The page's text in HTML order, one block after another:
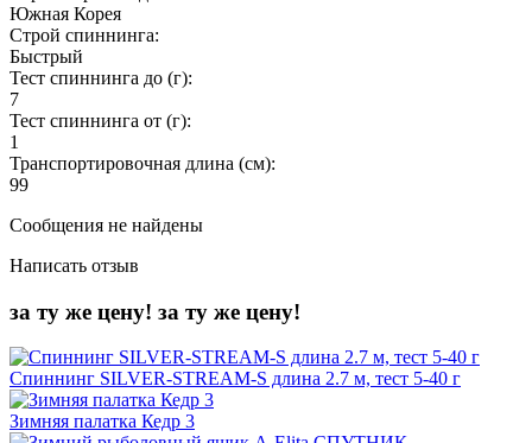
Южная Корея
Строй спиннинга:
Быстрый
Тест спиннинга до (г):
7
Тест спиннинга от (г):
1
Транспортировочная длина (см):
99
Сообщения не найдены
Написать отзыв
за ту же цену! за ту же цену!
Спиннинг SILVER-STREAM-S длина 2.7 м, тест 5-40 г
Зимняя палатка Кедр 3